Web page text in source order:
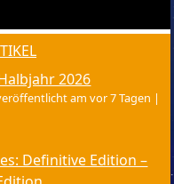
2026
am vor 7 Tagen |
Definitive Edition –